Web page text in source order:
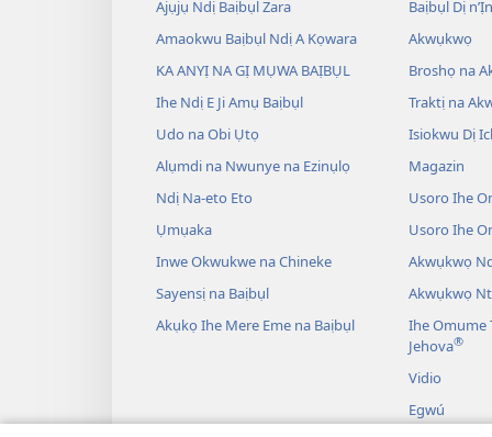
Ajụjụ Ndị Baịbụl Zara
Amaokwu Baịbụl Ndị A Kọwara
KA ANYỊ NA GỊ MỤWA BAỊBỤL
Ihe Ndị E Ji Amụ Baịbụl
Udo na Obi Ụtọ
Alụmdi na Nwunye na Ezinụlọ
Ndị Na-eto Eto
Ụmụaka
Inwe Okwukwe na Chineke
Sayensị na Baịbụl
Akụkọ Ihe Mere Eme na Baịbụl
Baịbụl Dị
Akwụkwọ
Broshọ na
Traktị na
Isiokwu Dị
Magazin
Usoro Ihe
Usoro Ihe
Akwụkwọ
Akwụkwọ
Ihe Omume
Jehova®
Vidio
Egwú